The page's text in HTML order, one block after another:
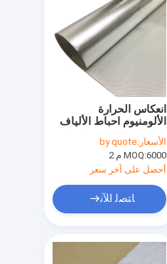
انعكاس الحرارة
الألومنيوم احباط الألياف
الزجاجية القماش العزل
الحراري
الأسعار:by quote
MOQ:6000 م 2
أحصل على آخر سعر
ﺎﺘﺼﻟ ﺍﻶﻧ